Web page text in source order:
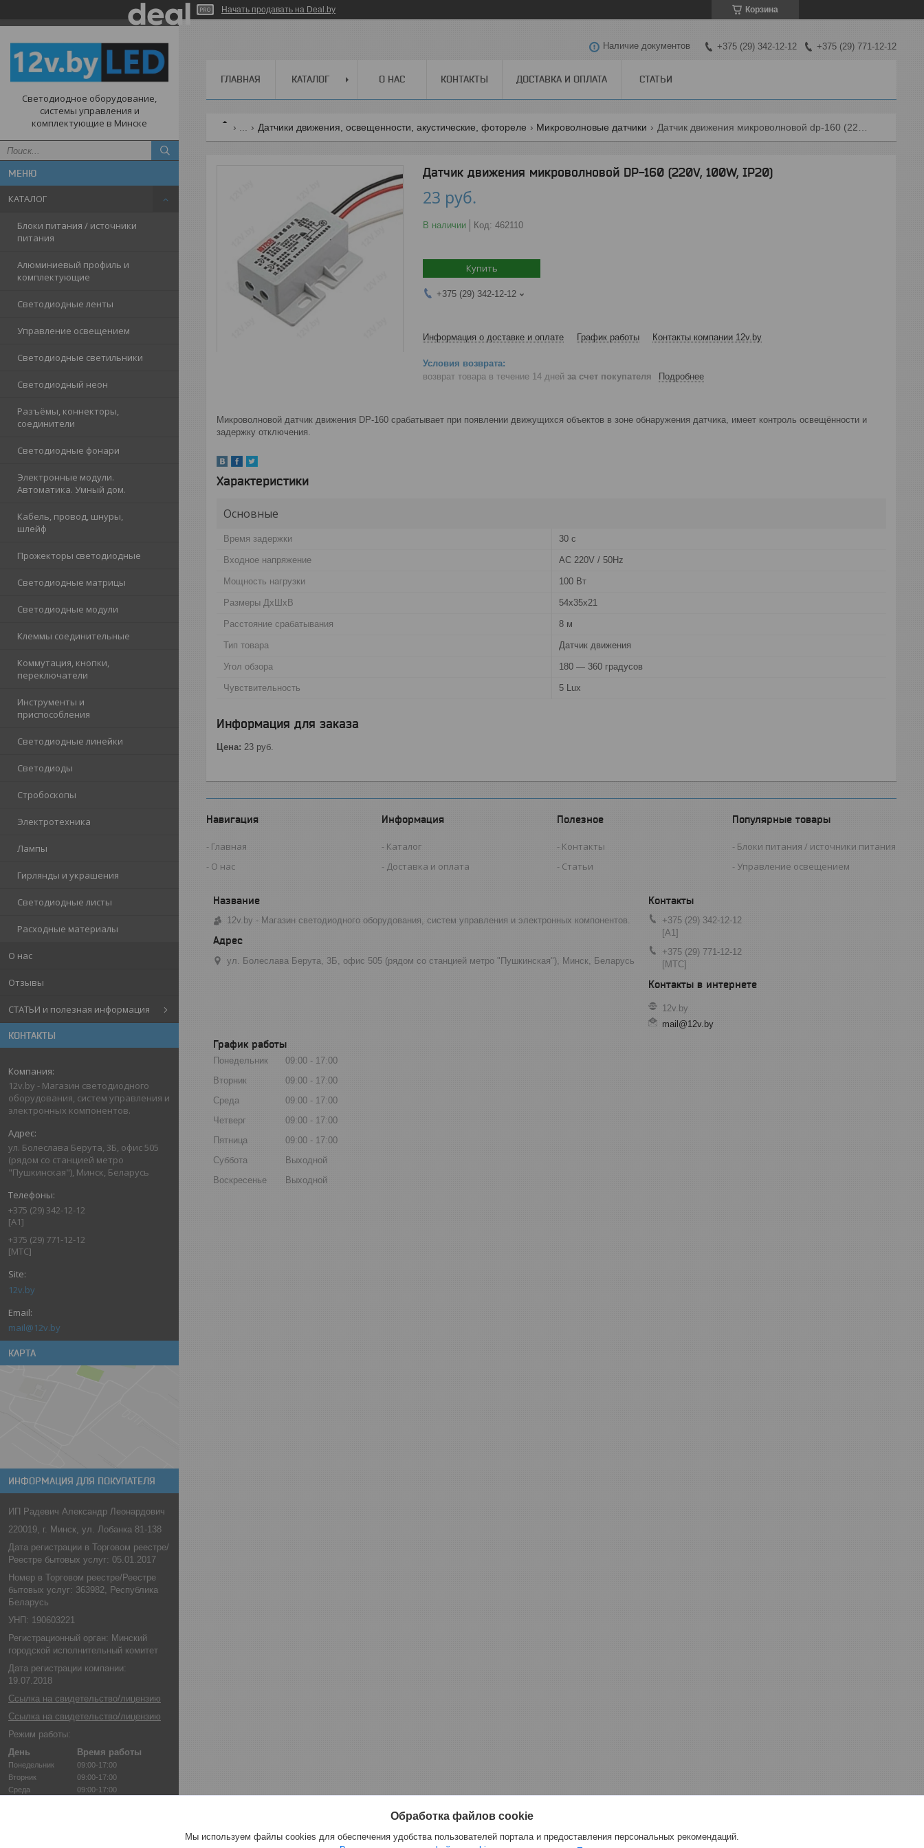
Начать продавать на Deal.by Корзина
Светодиодное оборудование,
системы управления и
комплектующие в Минске
КАТАЛОГ
Блоки питания / источники
питания
Алюминиевый профиль и
комплектующие
Светодиодные ленты
Управление освещением
Светодиодные светильники
Светодиодный неон
Разъёмы, коннекторы,
соединители
Светодиодные фонари
Электронные модули.
Автоматика. Умный дом.
Кабель, провод, шнуры,
шлейф
Прожекторы светодиодные
Светодиодные матрицы
Светодиодные модули
Клеммы соединительные
Коммутация, кнопки,
переключатели
Инструменты и
приспособления
Светодиодные линейки
Светодиоды
Стробоскопы
Электротехника
Лампы
Гирлянды и украшения
Светодиодные листы
Расходные материалы
О нас
Отзывы
СТАТЬИ и полезная информация
КОНТАКТЫ
12v.by - Магазин светодиодного
оборудования, систем управления и
электронных компонентов.
ул. Болеслава Берута, 3Б, офис 505
(рядом со станцией метро
"Пушкинская"), Минск, Беларусь
+375 (29) 342-12-12
[A1]
+375 (29) 771-12-12
[МТС]
12v.by
mail@12v.by
КАРТА
ИНФОРМАЦИЯ ДЛЯ ПОКУПАТЕЛЯ
ИП Радевич Александр Леонардович
220019, г. Минск, ул. Лобанка 81-138
Дата регистрации в Торговом реестре/
Реестре бытовых услуг: 05.01.2017
Номер в Торговом реестре/Реестре
бытовых услуг: 363982, Республика
Беларусь
УНП: 190603221
Регистрационный орган: Минский
городской исполнительный комитет
Дата регистрации компании:
19.07.2018
Ссылка на свидетельство/лицензию
Ссылка на свидетельство/лицензию
Режим работы:
День
Время работы
Понедельник
09:00-17:00
Вторник
09:00-17:00
Среда
09:00-17:00
Наличие документов +375 (29) 342-12-12 +375 (29) 771-12-12
ГЛАВНАЯ КАТАЛОГ О НАС КОНТАКТЫ ДОСТАВКА И ОПЛАТА СТАТЬИ
Датчики движения, освещенности, акустические, фотореле Микроволновые датчики
Датчик движения микроволновой DP-160 (220V, 100W, IP20)
23 руб.
В наличии Код: 462110
Купить
+375 (29) 342-12-12
Информация о доставке и оплате График работы Контакты компании 12v.by
возврат товара в течение 14 дней за счет покупателя Подробнее
Микроволновой датчик движения DP-160 срабатывает при появлении движущихся объектов в зоне обнаружения датчика, имеет контроль освещённости и
задержку отключения.
Характеристики
Основные
Время задержки 30 c
Вхoдное напряжение AC 220V / 50Hz
Мощность нагрузки 100 Вт
Размеры ДхШхВ 54х35х21
Расстояние срабатывания 8 м
Тип товара Датчик движения
Угол обзора 180 ― 360 градусов
Чувствительность 5 Lux
Информация для заказа
Цена: 23 руб.
Навигация
Главная
О нас
Информация
Каталог
Доставка и оплата
Полезное
Контакты
Статьи
Популярные товары
Блоки питания / источники питания
Управление освещением
12v.by - Магазин светодиодного оборудования, систем управления и электронных компонентов.
ул. Болеслава Берута, 3Б, офис 505 (рядом со станцией метро "Пушкинская"), Минск, Беларусь
+375 (29) 342-12-12
[A1]
+375 (29) 771-12-12
[МТС]
12v.by
mail@12v.by
График работы
Понедельник 09:00
17:00
Вторник
09:00
17:00
Среда
09:00
17:00
Четверг
09:00
17:00
Пятница
09:00
17:00
Суббота
Выходной
Воскресенье
Выходной
Обработка файлов cookie
Мы используем файлы cookies для обеспечения удобства пользователей портала и предоставления персональных рекомендаций.